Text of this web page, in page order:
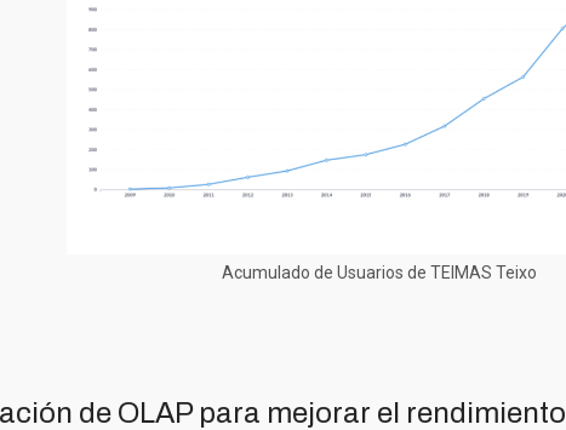
Acumulado de Usuarios de TEIMAS Teixo
de OLAP para mejorar el rendimiento